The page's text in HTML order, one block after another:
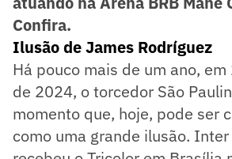
Confira.
Ilusão de James Rodríguez
Há pouco mais de um ano,
de 2024, o torcedor São
momento que, hoje, pode ser
como uma grande ilusão.